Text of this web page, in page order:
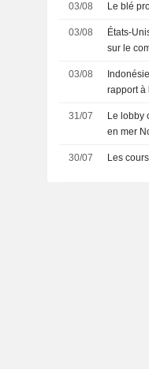
03/08 Le blé
03/08
États-
sur le
03/08
rapport à
31/07
Le lobby
en mer
30/07 Les